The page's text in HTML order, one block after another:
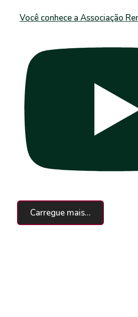
Você conhece a Associação
Carregue mais...